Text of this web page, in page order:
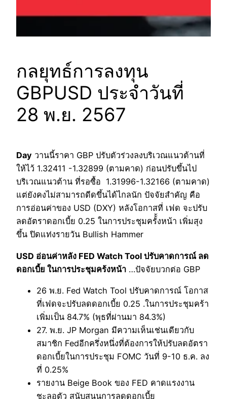
กลยุทธ์การลงทุน
GBPUSD ประจำวันที่
28 พ.ย. 2567
Day วานนี้ราคา GBP ปรับตัวร่วงลงบริเวณแนวต้านที่
ให้ไว้ 1.32411 -1.32899 (ตามคาด) ก่อนปรับขึ้นไป
บริเวณแนวต้าน ที่รอซื้อ 1.31996-1.32166 (ตามคาด)
แต่ยังคงไม่สามารถดีดขึ้นได้ไกลนัก ปัจจัยสำคัญ คือ
การอ่อนค่าของ USD (DXY) หลังโอกาสที่ เฟด จะปรับ
ลดอัตราดอกเบี้ย 0.25 ในการประชุมครั้้งหน้า เพิ่มสุง
ขึ้น ปิดแท่งรายวัน Bullish Hammer
USD อ่อนค่าหลัง FED Watch Tool ปรับคาดการณ์ ลด
ดอกเบี้ย ในการประชุมคร้งหน้า …ปัจจัยบวกต่อ GBP
26 พ.ย. Fed Watch Tool ปรับคาดการณ์ โอกาส
ที่เฟดจะปรับลดดอกเบี้ย 0.25 .ในการประชุมคร้า
เพิ่มเป็น 84.7% (พุธที่ผ่านมา 84.3%)
27. พ.ย. JP Morgan มีความเห็นเช่นเดียวกับ
สมาชิก Fedอีกครึ่งหนึ่งที่ต้องการให้ปรับลดอัตรา
ดอกเบี้ยในการประชุม FOMC วันที่ 9-10 ธ.ค. ลง
ที่ 0.25%
รายงาน Beige Book ของ FED คาดแรงงาน
ชะลอตัว สนับสนุนการลดดอกเบี้ย